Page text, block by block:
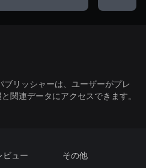
リッシャーは、ユーザーがプレ
関連データにアクセスできます。
ビュー その他